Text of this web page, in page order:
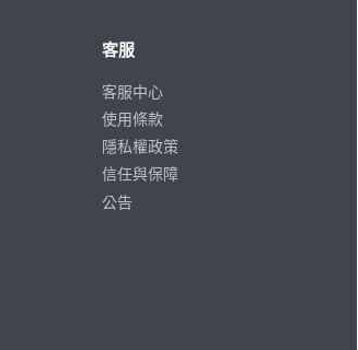
客服
客服中心
使用條款
隱私權政策
信任與保障
公告